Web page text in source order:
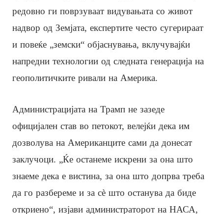
редовно ги поврзуваат видувањата со живот
надвор од Земјата, експертите често сугерираат
и повеќе „земски“ објаснувања, вклучувајќи
напредни технологии од следната генерација на
геополитичките ривали на Америка.
Администрацијата на Трамп не зазеде
официјален став во петокот, велејќи дека им
дозволува на Американците сами да донесат
заклучоци. „Ќе останеме искрени за она што
знаеме дека е вистина, за она што допрва треба
да го разбереме и за сè што останува да биде
откриено“, изјави администраторот на НАСА,